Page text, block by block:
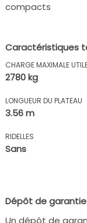
compacts
Caractéristiques
CHARGE MAXIMALE
2780 kg
LONGUEUR DU PLATEAU
3.56 m
RIDELLES
Sans
Dépôt de garantie
Un dépôt de